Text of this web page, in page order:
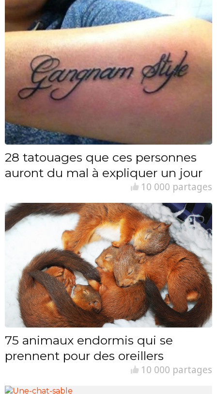
28 tatouages que ces personnes
auront du mal à expliquer un jour
10 000 partages
75 animaux endormis qui se
prennent pour des oreillers
10 000 partages